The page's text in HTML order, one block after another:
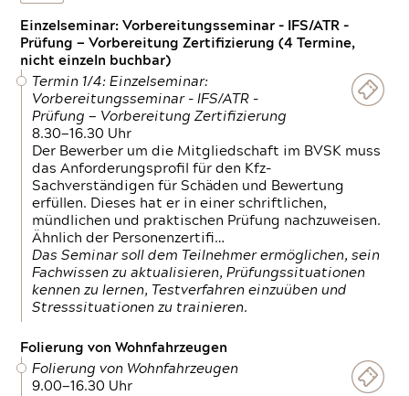
Einzelseminar: Vorbereitungsseminar - IFS/ATR -
Prüfung — Vorbereitung Zertifizierung (4 Termine,
nicht einzeln buchbar)
Termin 1/4: Einzelseminar:
Vorbereitungsseminar - IFS/ATR -
Prüfung — Vorbereitung Zertifizierung
8.30—16.30 Uhr
Der Bewerber um die Mitgliedschaft im BVSK muss
das Anforderungsprofil für den Kfz-
Sachverständigen für Schäden und Bewertung
erfüllen. Dieses hat er in einer schriftlichen,
mündlichen und praktischen Prüfung nachzuweisen.
Ähnlich der Personenzertifi…
Das Seminar soll dem Teilnehmer ermöglichen, sein
Fachwissen zu aktualisieren, Prüfungssituationen
kennen zu lernen, Testverfahren einzuüben und
Stresssituationen zu trainieren.
Folierung von Wohnfahrzeugen
Folierung von Wohnfahrzeugen
9.00—16.30 Uhr